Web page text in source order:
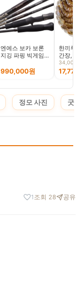
엔에스 보카 보론
지깅 파핑 빅게임
990,000원
한끼루
간장,
34,000
17,770
정모 사진 굿
1 조회 28 공유